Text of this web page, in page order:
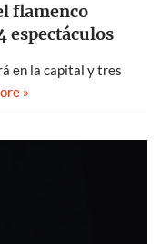
flamenco
espectáculos
en la capital y tres
»